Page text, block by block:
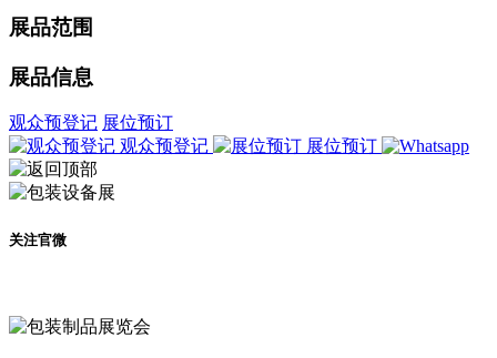
展品范围
展品信息
观众预登记 展位预订
观众预登记
展位预订
关注官微